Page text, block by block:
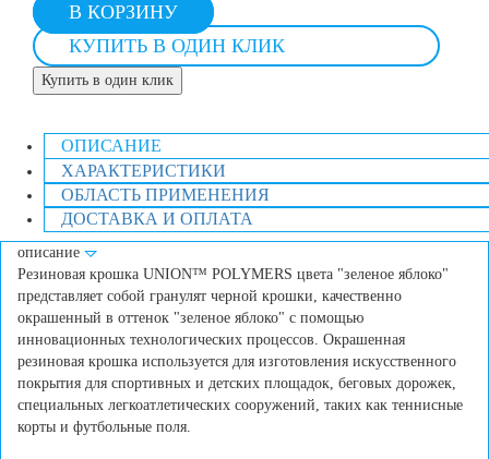
В КОРЗИНУ
КУПИТЬ В ОДИН КЛИК
Купить в один клик
ОПИСАНИЕ
ХАРАКТЕРИСТИКИ
ОБЛАСТЬ ПРИМЕНЕНИЯ
ДОСТАВКА И ОПЛАТА
описание
Резиновая крошка UNION™ POLYMERS цвета "зеленое яблоко"
представляет собой гранулят черной крошки, качественно
окрашенный в оттенок "зеленое яблоко" с помощью
инновационных технологических процессов. Окрашенная
резиновая крошка используется для изготовления искусственного
покрытия для спортивных и детских площадок, беговых дорожек,
специальных легкоатлетических сооружений, таких как теннисные
корты и футбольные поля.